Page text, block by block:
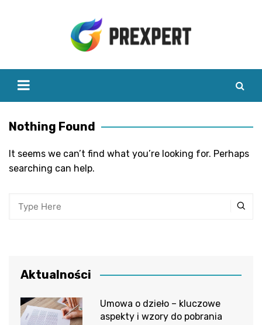
Nothing Found
It seems we can’t find what you’re looking for. Perhaps
searching can help.
Aktualności
Umowa o dzieło – kluczowe
aspekty i wzory do pobrania